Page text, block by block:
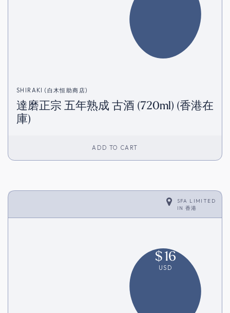
SHIRAKI (白木恒助商店)
達磨正宗 五年熟成 古酒 (720ml) (香港在
庫)
ADD TO CART
SFA LIMITED
IN 香港
$16
USD